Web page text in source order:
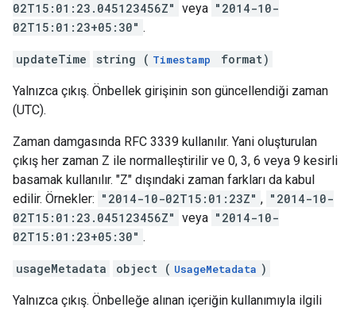
02T15:01:23.045123456Z" veya "2014-10-
02T15:01:23+05:30" .
updateTime string ( Timestamp format)
Yalnızca çıkış. Önbellek girişinin son güncellendiği zaman
(UTC).
Zaman damgasında RFC 3339 kullanılır. Yani oluşturulan
çıkış her zaman Z ile normalleştirilir ve 0, 3, 6 veya 9 kesirli
basamak kullanılır. "Z" dışındaki zaman farkları da kabul
edilir. Örnekler: "2014-10-02T15:01:23Z" , "2014-10-
02T15:01:23.045123456Z" veya "2014-10-
02T15:01:23+05:30" .
usageMetadata object ( UsageMetadata )
Yalnızca çıkış. Önbelleğe alınan içeriğin kullanımıyla ilgili